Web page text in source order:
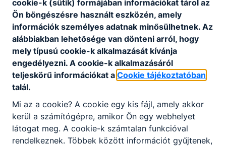
képzettség
tanári végzettség
A pályázat
részeként
iratok,
igazolások
- Fényképes szakmai önéletrajz
- Végzettséget igazoló okirat másolata
- 90 napnál nem régebbi erkölcsi
bizonyítvány
- Szakmai továbbképzések
- Nyilatkozat arról, hogy a pályázó
hozzájárul pályázati anyagában foglalt
személyes adatainak a pályázati eljárással
összefüggésében szükséges kezeléséhez,
cookie-k (sütik) formájában információkat tárol az
Ön böngészésre használt eszközén, amely
információk személyes adatnak minősülhetnek. Az
alábbiakban lehetősége van dönteni arról, hogy
mely típusú cookie-k alkalmazását kívánja
engedélyezni. A cookie-k alkalmazásáról
teljeskörű információkat a Cookie tájékoztatóban
talál.
Mi az a cookie? A cookie egy kis fájl, amely akkor
kerül a számítógépre, amikor Ön egy webhelyet
látogat meg. A cookie-k számtalan funkcióval
rendelkeznek. Többek között információt gyűjtenek,